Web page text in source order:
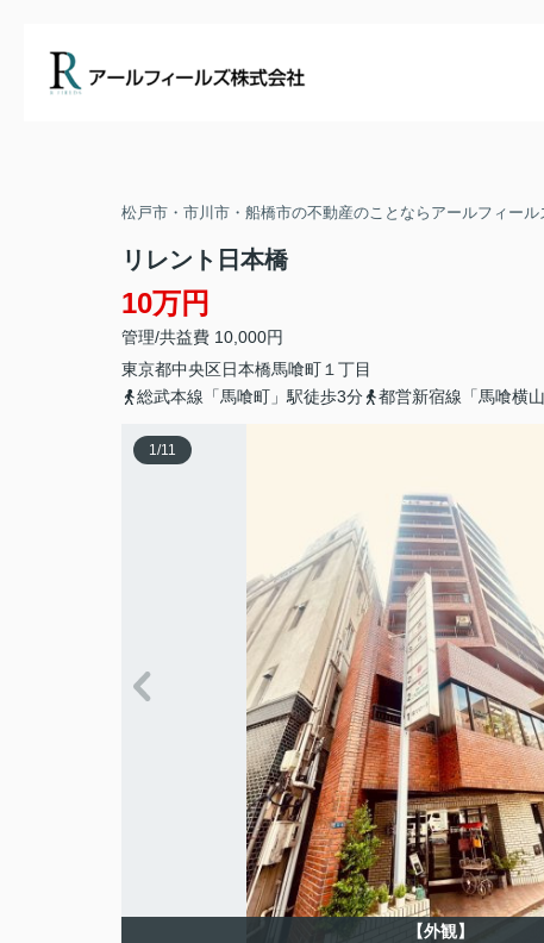
松戸市・市川市・船橋市の不動産のことならアールフィール
リレント日本橋
10万円
管理/共益費 10,000円
東京都中央区日本橋馬喰町 １丁目
総武本線「馬喰町」駅徒歩3分
都営新宿線「馬喰横
1/11
【外観】